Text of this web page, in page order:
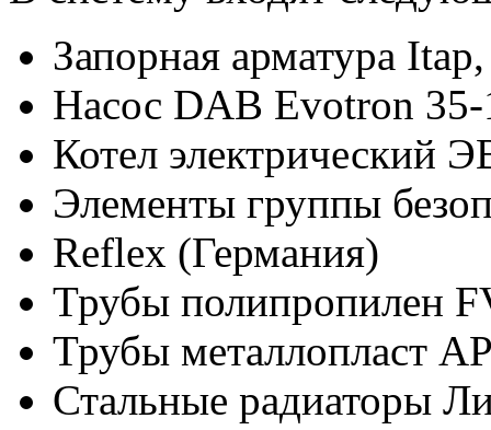
Запорная арматура
Насос DAB Evotron
Котел электрический
Элементы группы
Reflex (Германия)
Трубы полипропилен
Трубы металлопласт
Стальные радиаторы